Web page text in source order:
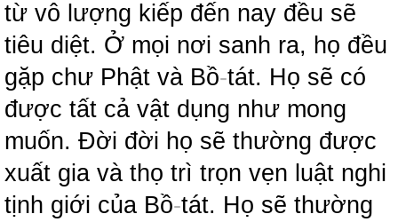
từ vô lượng kiếp đến nay đều sẽ
tiêu diệt. Ở mọi nơi sanh ra, họ đều
gặp chư Phật và Bồ-tát. Họ sẽ có
được tất cả vật dụng như mong
muốn. Đời đời họ sẽ thường được
xuất gia và thọ trì trọn vẹn luật nghi
tịnh giới của Bồ-tát. Họ sẽ thường